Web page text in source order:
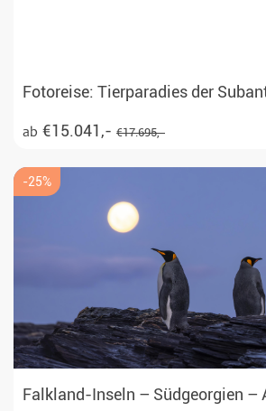
Fotoreise: Tierparadies der
ab €15.041,- €17.695,-
-25%
Falkland-Inseln – Südgeorgien –